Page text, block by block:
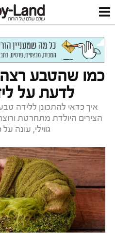
הכנה ללידה
כמו שהטבע
לדעת על
איך כדאי להתכונן ללידה
הצירים היולדת מתחרטת
גווילי, עונה